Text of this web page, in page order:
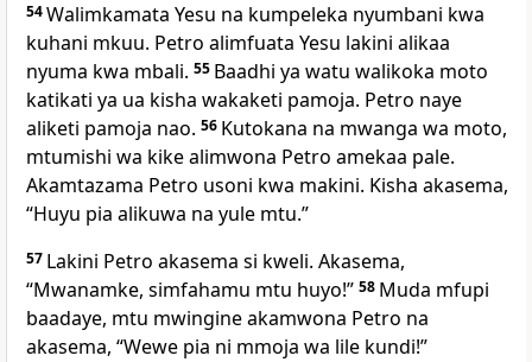
54Walimkamata Yesu na kumpeleka nyumbani kwa
kuhani mkuu. Petro alimfuata Yesu lakini alikaa
nyuma kwa mbali. 55 Baadhi ya watu walikoka moto
katikati ya ua kisha wakaketi pamoja. Petro naye
aliketi pamoja nao. 56 Kutokana na mwanga wa moto,
mtumishi wa kike alimwona Petro amekaa pale.
Akamtazama Petro usoni kwa makini. Kisha akasema,
“Huyu pia alikuwa na yule mtu.”
57 Lakini Petro akasema si kweli. Akasema,
“Mwanamke, simfahamu mtu huyo!” 58 Muda mfupi
baadaye, mtu mwingine akamwona Petro na
akasema, “Wewe pia ni mmoja wa lile kundi!”